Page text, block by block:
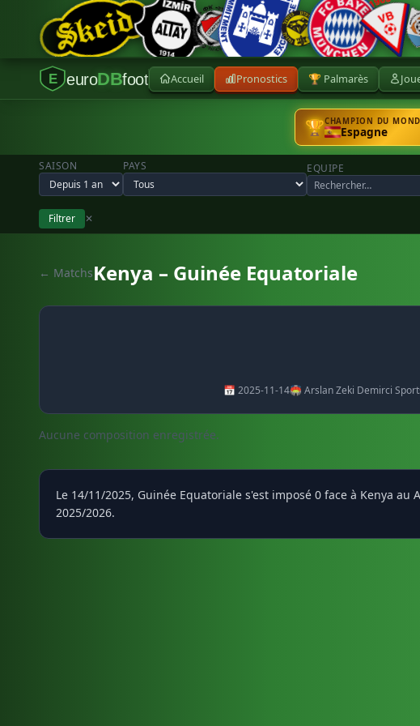
E euroDBfoot Accueil Pronostics 🏆 Palmarès
🏆CHAMPION DU
Espagne
SAISON PAYS EQUIPE
Filtrer ✕
← MatchsKenya – Guinée Equatoriale
📅 2025-11-14🏟️ Arslan Zeki Demirci
Aucune composition enregistrée.
Le 14/11/2025, Guinée Equatoriale s'est imposé 0 face à Kenya
2025/2026.